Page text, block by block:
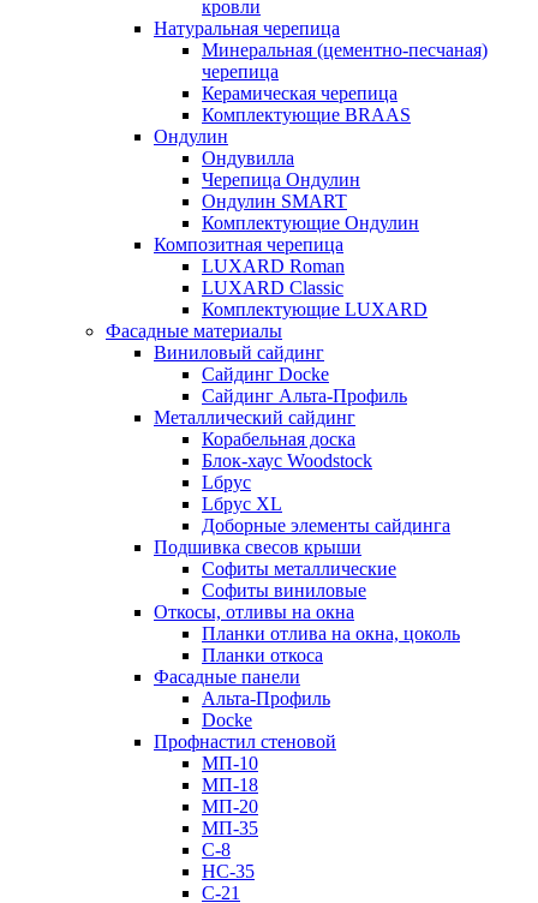
кровли
Натуральная черепица
Минеральная (цементно-песчаная)
черепица
Керамическая черепица
Комплектующие BRAAS
Ондулин
Ондувилла
Черепица Ондулин
Ондулин SMART
Комплектующие Ондулин
Композитная черепица
LUXARD Roman
LUXARD Classic
Комплектующие LUXARD
Фасадные материалы
Виниловый сайдинг
Сайдинг Docke
Сайдинг Альта-Профиль
Металлический сайдинг
Корабельная доска
Блок-хаус Woodstock
Lбрус
Lбрус XL
Доборные элементы сайдинга
Подшивка свесов крыши
Софиты металлические
Софиты виниловые
Откосы, отливы на окна
Планки отлива на окна, цоколь
Планки откоса
Фасадные панели
Альта-Профиль
Docke
Профнастил стеновой
МП-10
МП-18
МП-20
МП-35
С-8
НС-35
С-21